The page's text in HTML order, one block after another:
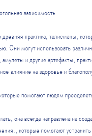
зависимость
практика, талисманы,
Они могут использовать
и другие артефакты,
влияние на здоровье и
помогают людям
она всегда направлена на
которые помогают